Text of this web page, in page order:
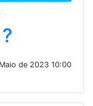
de 2023 10:00